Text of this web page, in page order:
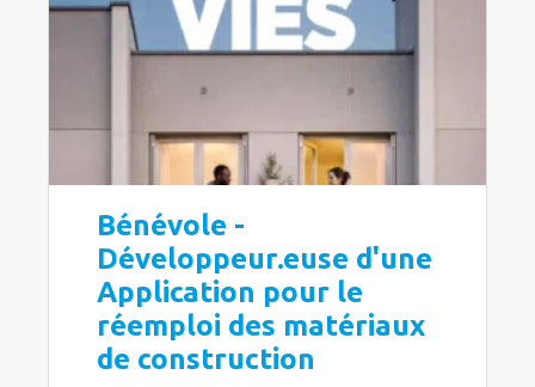
Bénévole -
Développeur.euse d'une
Application pour le
réemploi des matériaux
de construction